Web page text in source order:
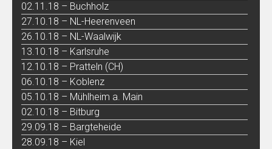
02.11.18 – Buchholz
27.10.18 – NL-Heerenveen
26.10.18 – NL-Waalwijk
13.10.18 – Karlsruhe
12.10.18 – Pratteln (CH)
06.10.18 – Koblenz
05.10.18 – Mühlheim a. Main
02.10.18 – Bitburg
29.09.18 – Bargteheide
28.09.18 – Kiel